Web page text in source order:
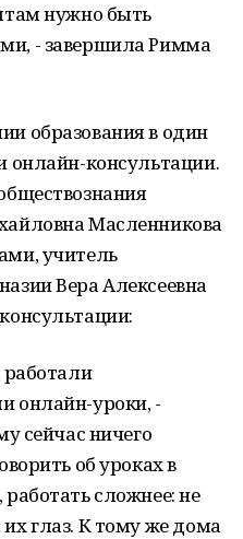
нужно быть
- завершила Римма
образования в один
онлайн-консультации.
Масленникова
учитель
Вера Алексеевна
онлайн-уроки, -
сейчас ничего
об уроках в
сложнее: не
глаз. К тому же дома